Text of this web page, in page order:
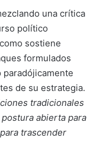
una crítica
político
sostiene
formulados
de su estrategia.
tradicionales
abierta para
trascender